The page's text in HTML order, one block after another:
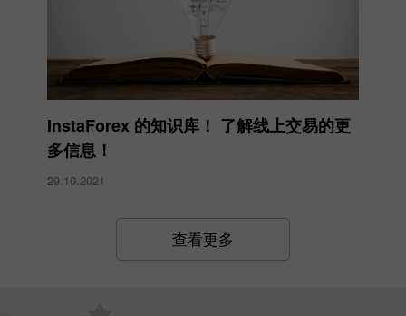
InstaForex 的知识库！ 了解线上交易的更
多信息！
29.10.2021
查看更多